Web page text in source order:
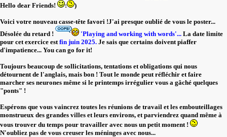
Hello dear Friends!
: )
Voici votre nouveau casse-tête favori !J'ai presque oublié de vous le poster...
Désolée du retard !
'Playing and working with words'... La date limite
pour cet exercice est fin juin 2025. Je sais que certains doivent piaffer
d'impatience... You can go for it!
Toujours beaucoup de sollicitations, tentations et obligations qui nous
détournent de l'anglais, mais bon ! Tout le monde peut réfléchir et faire
marcher ses neurones même si le printemps irrégulier vous a gâché quelques
"ponts" !
Espérons que vous vaincrez toutes les réunions de travail et les embouteillages
monstrueux des grandes villes et leurs environs, et parviendrez quand même à
vous trouver du temps pour travailler avec nous un petit moment !
N'oubliez pas de vous creuser les méninges avec nous...